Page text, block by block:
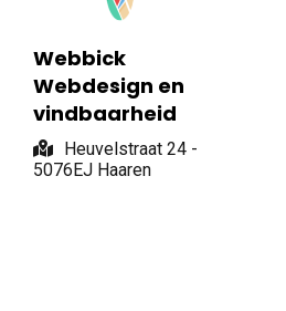
Webbick
Webdesign en
vindbaarheid
Heuvelstraat 24 -
5076EJ Haaren